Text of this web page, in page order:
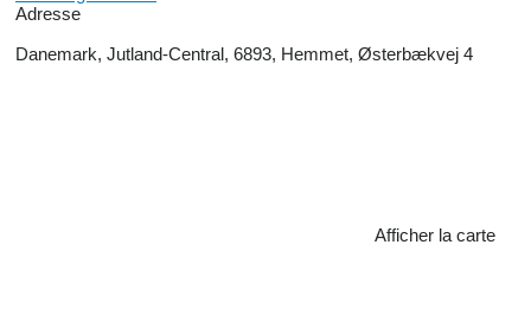
Adresse
Danemark, Jutland-Central, 6893, Hemmet, Østerbækvej 4
Afficher la carte